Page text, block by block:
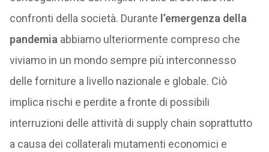
confronti della società. Durante l’emergenza della
pandemia abbiamo ulteriormente compreso che
viviamo in un mondo sempre più interconnesso
delle forniture a livello nazionale e globale. Ciò
implica rischi e perdite a fronte di possibili
interruzioni delle attività di supply chain soprattutto
a causa dei collaterali mutamenti economici e